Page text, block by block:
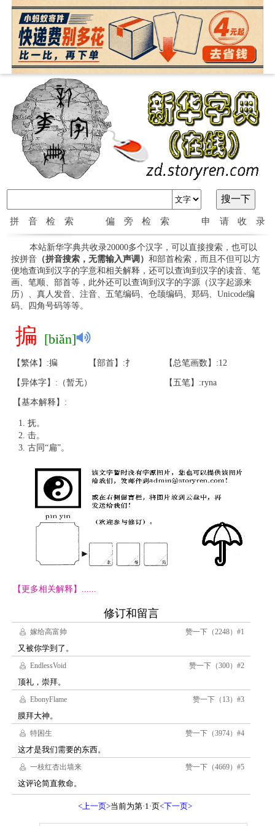
拼音检索 偏旁检索 申请收录
本站新华字典共收录20000多个汉字，可以直接搜索，也可以
按拼音（拼音搜索，无需输入声调） 和部首检索，而且不但可以方
便地查询到汉字的字意和相关解释，还可以查询到汉字的读音、笔
画、笔顺、部首等，此外还可以查询到汉字的字源（汉字起源来
历）、真人发音、注音、五笔编码、仓颉编码、郑码、Unicode编
码、四角号码等等。
揙 [biǎn]
【繁体】:揙 【部首】:扌 【总笔画数】:12
【异体字】:（暂无） 【五笔】:ryna
【基本解释】:
抚。
击。
古同“扁”。
【更多相关解释】......